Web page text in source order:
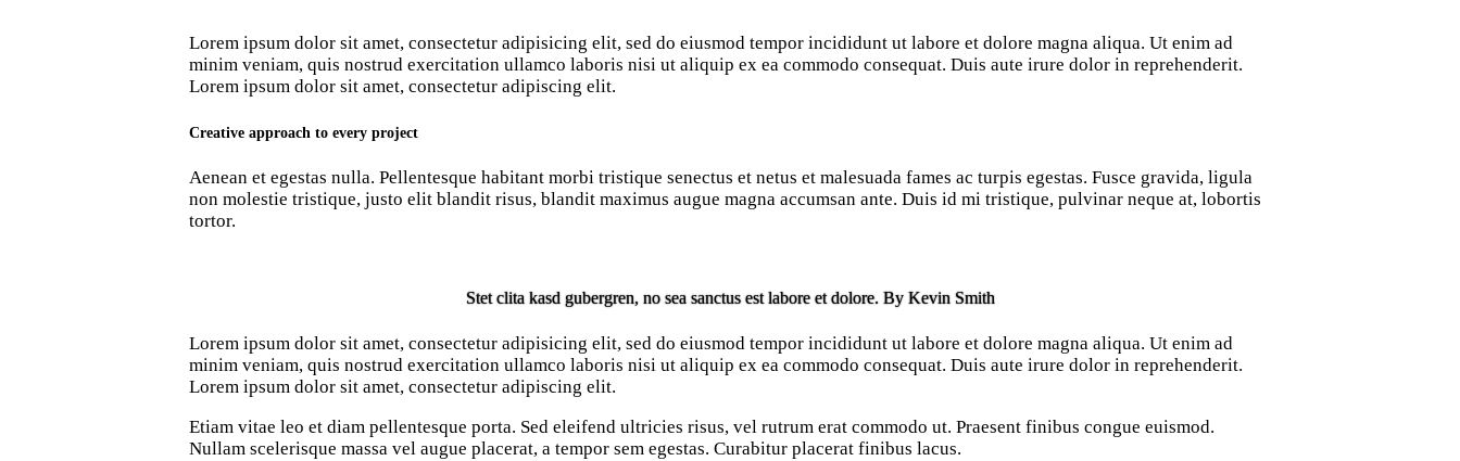
Lorem ipsum dolor sit amet, consectetur adipisicing elit, sed do eiusmod tempor incididunt ut labore et dolore magna aliqua. Ut enim ad
minim veniam, quis nostrud exercitation ullamco laboris nisi ut aliquip ex ea commodo consequat. Duis aute irure dolor in reprehenderit.
Lorem ipsum dolor sit amet, consectetur adipiscing elit.
Creative approach to every project
Aenean et egestas nulla. Pellentesque habitant morbi tristique senectus et netus et malesuada fames ac turpis egestas. Fusce gravida, ligula
non molestie tristique, justo elit blandit risus, blandit maximus augue magna accumsan ante. Duis id mi tristique, pulvinar neque at, lobortis
tortor.
Stet clita kasd gubergren, no sea sanctus est labore et dolore. By Kevin Smith
Lorem ipsum dolor sit amet, consectetur adipisicing elit, sed do eiusmod tempor incididunt ut labore et dolore magna aliqua. Ut enim ad
minim veniam, quis nostrud exercitation ullamco laboris nisi ut aliquip ex ea commodo consequat. Duis aute irure dolor in reprehenderit.
Lorem ipsum dolor sit amet, consectetur adipiscing elit.
Etiam vitae leo et diam pellentesque porta. Sed eleifend ultricies risus, vel rutrum erat commodo ut. Praesent finibus congue euismod.
Nullam scelerisque massa vel augue placerat, a tempor sem egestas. Curabitur placerat finibus lacus.